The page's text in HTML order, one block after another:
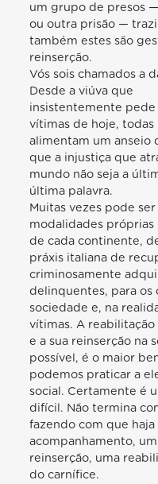
um grupo de presos
ou outra prisão —
também estes são
reinserção.
Vós sois chamados a
Desde a viúva que
insistentemente pede
vítimas de hoje, todas
alimentam um anseio
que a injustiça que
mundo não seja a
última palavra.
Muitas vezes pode
modalidades próprias
de cada continente,
práxis italiana de
criminosamente
delinquentes, para os
sociedade e, na
vítimas. A reabilitação
e a sua reinserção na
possível, é o maior
podemos praticar a
social. Certamente é
difícil. Não termina
fazendo com que haja
acompanhamento,
reinserção, uma
do carnífice.